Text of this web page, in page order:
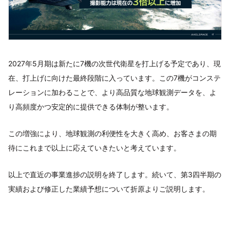
2027年5月期は新たに7機の次世代衛星を打上げる予定であり、現
在、打上げに向けた最終段階に入っています。この7機がコンステ
レーションに加わることで、より高品質な地球観測データを、よ
り高頻度かつ安定的に提供できる体制が整います。
この増強により、地球観測の利便性を大きく高め、お客さまの期
待にこれまで以上に応えていきたいと考えています。
以上で直近の事業進捗の説明を終了します。続いて、第3四半期の
実績および修正した業績予想について折原よりご説明します。